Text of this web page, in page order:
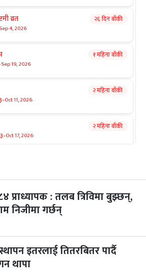
व्रत
Sep 4, 2026
२६ दिन बाँकी
Sep 19, 2026
१ महिना बाँकी
-Oct 11, 2026
२ महिना बाँकी
-Oct 17, 2026
२ महिना बाँकी
-Oct 20, 2026
२ महिना बाँकी
व्रत
प्राध्यापक : तलब त्रिविमा बुझ्छन्,
निजीमा गर्छन्
इतरलाई तितरबितर पार्दै
थापा